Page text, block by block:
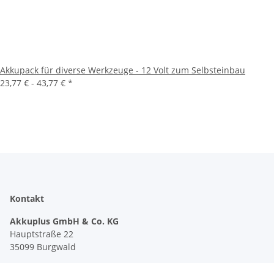
Akkupack für diverse Werkzeuge - 12 Volt zum Selbsteinbau
23,77 € - 43,77 € *
Kontakt
Akkuplus GmbH & Co. KG
Hauptstraße 22
35099 Burgwald